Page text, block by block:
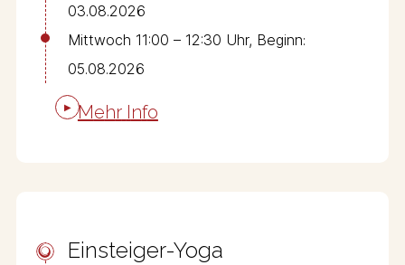
03.08.2026
Mittwoch 11:00 – 12:30 Uhr, Beginn:
05.08.2026
Mehr Info
Einsteiger-Yoga